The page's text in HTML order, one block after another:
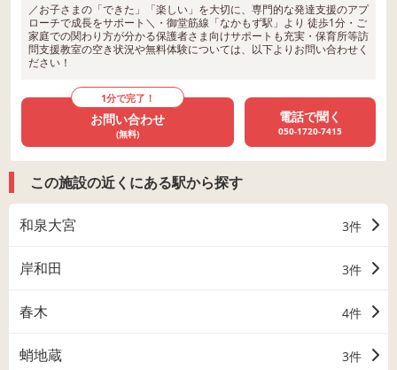
／お子さまの「できた」「楽しい」を大切に、専門的な発達支援のアプ
ローチで成長をサポート＼・御堂筋線「なかもず駅」より 徒歩1分・ご
家庭での関わり方が分かる保護者さま向けサポートも充実・保育所等訪
問支援教室の空き状況や無料体験については、以下よりお問い合わせく
ださい！
1分で完了！
お問い合わせ
(無料)
電話で聞く
050-1720-7415
この施設の近くにある駅から探す
和泉大宮 3件
岸和田 3件
春木 4件
蛸地蔵 3件